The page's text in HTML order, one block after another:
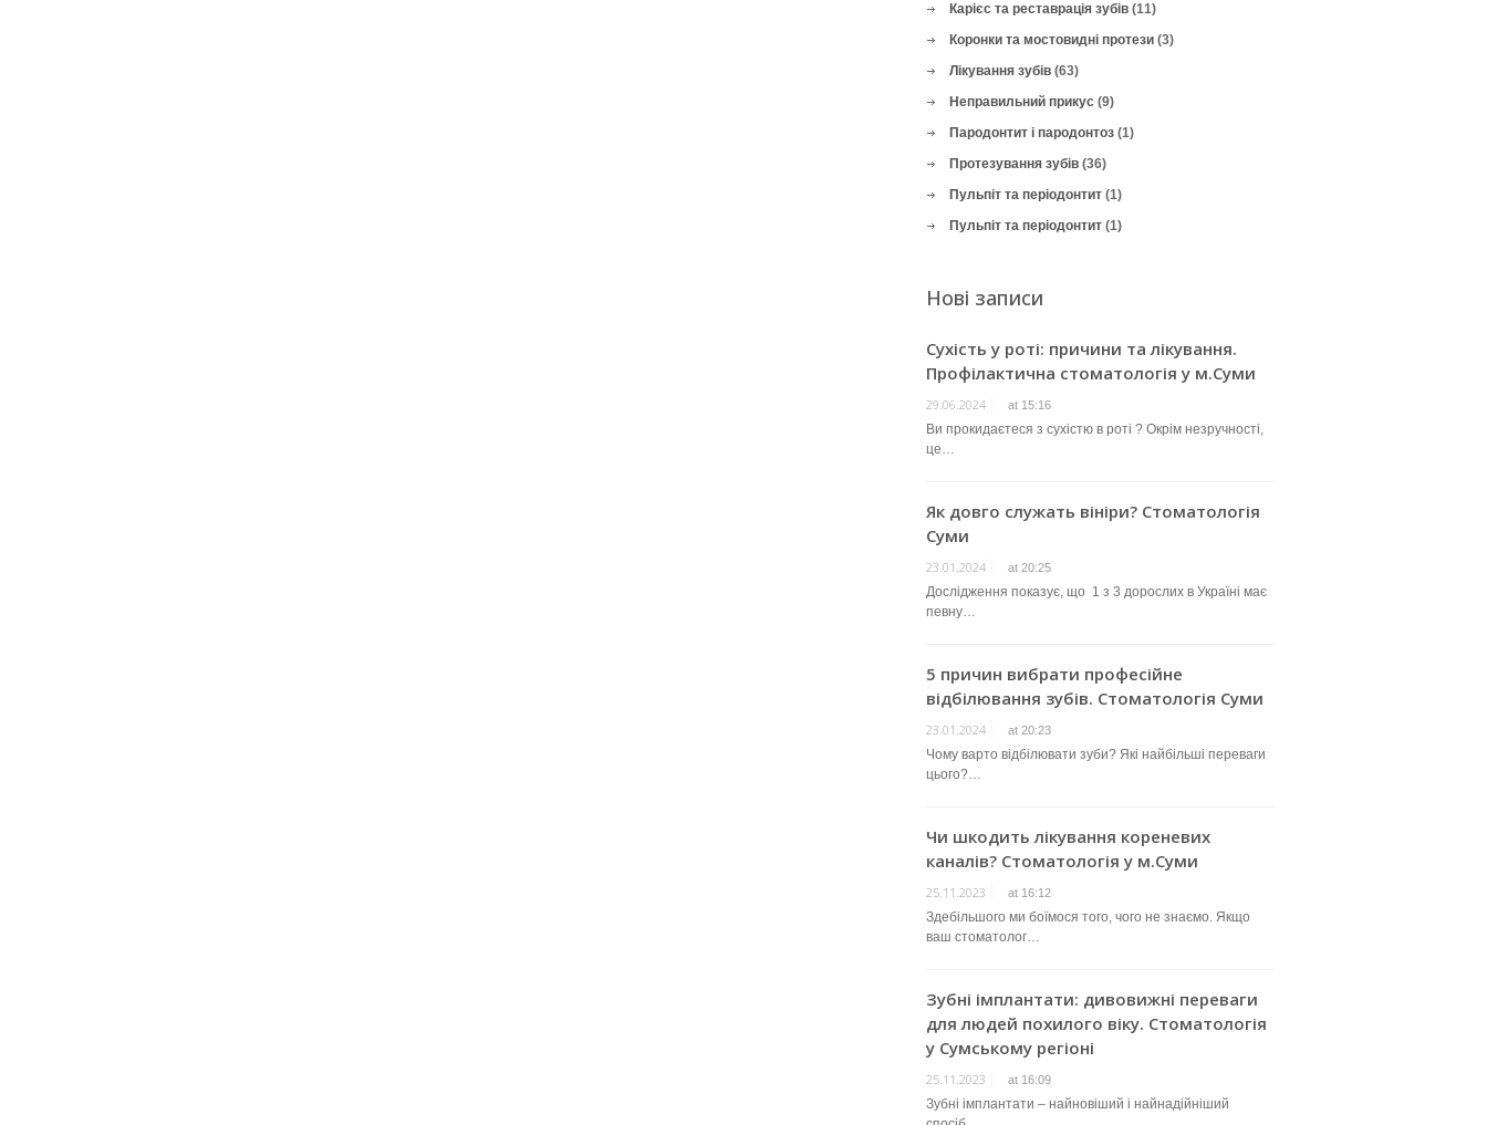
Карієс та реставрація зубів (11)
Коронки та мостовидні протези (3)
Лікування зубів (63)
Неправильний прикус (9)
Пародонтит і пародонтоз (1)
Протезування зубів (36)
Пульпіт та періодонтит (1)
Пульпіт та періодонтит (1)
Нові записи
Сухість у роті: причини та лікування.
Профілактична стоматологія у м.Суми
29.06.2024 at 15:16
Ви прокидаєтеся з сухістю в роті ? Окрім незручності,
це…
Як довго служать вініри? Стоматологія
Суми
23.01.2024 at 20:25
Дослідження показує, що 1 з 3 дорослих в Україні має
певну…
5 причин вибрати професійне
відбілювання зубів. Стоматологія Суми
23.01.2024 at 20:23
Чому варто відбілювати зуби? Які найбільші переваги
цього?…
Чи шкодить лікування кореневих
каналів? Стоматологія у м.Суми
25.11.2023 at 16:12
Здебільшого ми боїмося того, чого не знаємо. Якщо
ваш стоматолог…
Зубні імплантати: дивовижні переваги
для людей похилого віку. Стоматологія
у Сумському регіоні
25.11.2023 at 16:09
Зубні імплантати – найновіший і найнадійніший